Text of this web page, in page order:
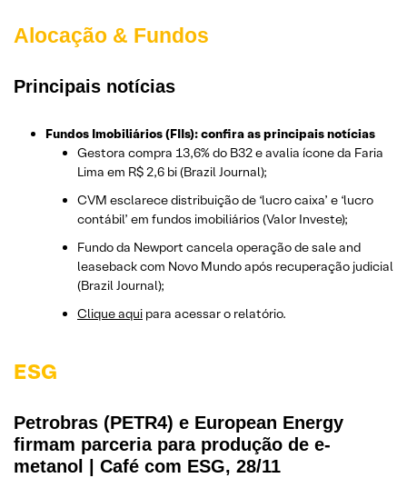
Alocação & Fundos
Principais notícias
Fundos Imobiliários (FIIs): confira as principais notícias
Gestora compra 13,6% do B32 e avalia ícone da Faria
Lima em R$ 2,6 bi (Brazil Journal);
CVM esclarece distribuição de ‘lucro caixa’ e ‘lucro
contábil’ em fundos imobiliários (Valor Investe);
Fundo da Newport cancela operação de sale and
leaseback com Novo Mundo após recuperação judicial
(Brazil Journal);
Clique aqui para acessar o relatório.
ESG
Petrobras (PETR4) e European Energy
firmam parceria para produção de e-
metanol | Café com ESG, 28/11